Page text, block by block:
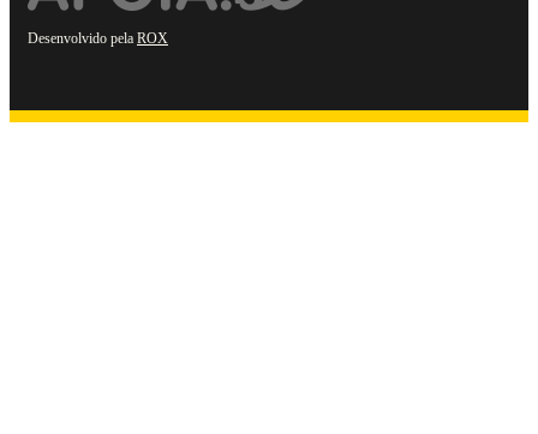
Desenvolvido pela ROX